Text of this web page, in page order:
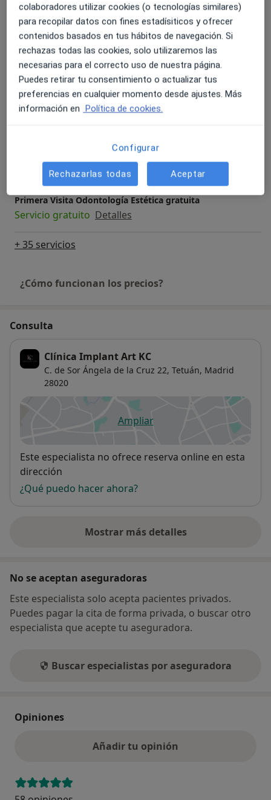
Primera visita Odontología
Servicio gratuito Detalles
Retenedores ortodoncia
Desde 280 € Detalles
Primera visita endodoncia
Primera Visita Odontología Estética
Servicio gratuito Detalles
Primera Visita Odontología Estética gratuita
Servicio gratuito Detalles
+ 35 servicios
¿Cómo funcionan los precios?
Consulta
Clínica Implant Art KC
C. de Sor Ángela de la Cruz 22, Tetuán, Madrid
28020
Ampliarse abre en una nueva
Disponibilidad
Este especialista no ofrece reserva online en esta
dirección
¿Qué puedo hacer ahora?
Mostrar más detalles
sobre la dirección
No se aceptan aseguradoras
Este especialista solo acepta pacientes privados.
Puedes pagar la cita de forma privada, o buscar otro
especialista que acepte tu aseguradora.
Buscar especialistas por aseguradora
Opiniones
Añadir tu opinión
colaboradores utilizar cookies (o tecnologías similares)
para recopilar datos con fines estadísiticos y ofrecer
contenidos basados en tus hábitos de navegación. Si
rechazas todas las cookies, solo utilizaremos las
necesarias para el correcto uso de nuestra página.
Puedes retirar tu consentimiento o actualizar tus
preferencias en cualquier momento desde ajustes. Más
información en Política de cookies.
Configurar
Rechazarlas todas Aceptar